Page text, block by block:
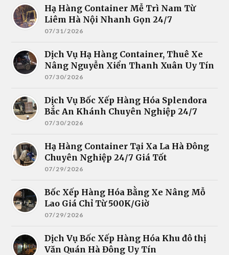
Hạ Hàng Container Mễ Trì Nam Từ
Liêm Hà Nội Nhanh Gọn 24/7
07/31/2026
Dịch Vụ Hạ Hàng Container, Thuê Xe
Nâng Nguyễn Xiển Thanh Xuân Uy Tín
07/30/2026
Dịch Vụ Bốc Xếp Hàng Hóa Splendora
Bắc An Khánh Chuyên Nghiệp 24/7
07/30/2026
Hạ Hàng Container Tại Xa La Hà Đông
Chuyên Nghiệp 24/7 Giá Tốt
07/29/2026
Bốc Xếp Hàng Hóa Bằng Xe Nâng Mỗ
Lao Giá Chỉ Từ 500K/Giờ
07/29/2026
Dịch Vụ Bốc Xếp Hàng Hóa Khu đô thị
Văn Quán Hà Đông Uy Tín